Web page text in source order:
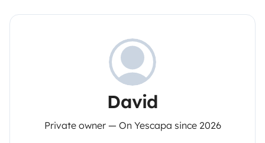
David
Private owner — On Yescapa since 2026